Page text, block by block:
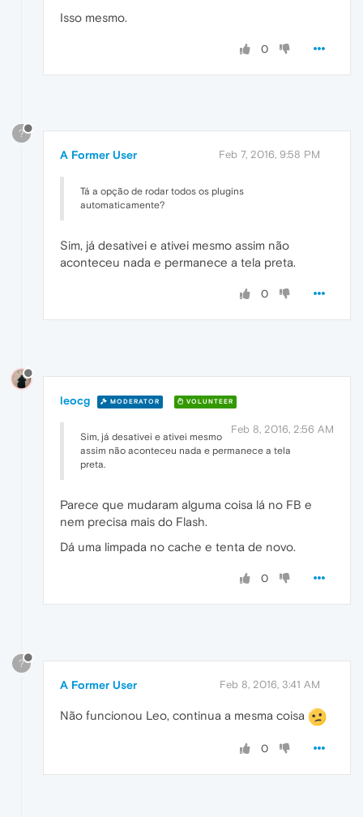
Isso mesmo.
0
?
A Former User Feb 7, 2016, 9:58 PM
Tá a opção de rodar todos os plugins
automaticamente?
Sim, já desativei e ativei mesmo assim não
aconteceu nada e permanece a tela preta.
0
leocg MODERATOR VOLUNTEER
Feb 8, 2016, 2:56 AM
Sim, já desativei e ativei mesmo
assim não aconteceu nada e permanece a tela
preta.
Parece que mudaram alguma coisa lá no FB e
nem precisa mais do Flash.
Dá uma limpada no cache e tenta de novo.
0
?
A Former User Feb 8, 2016, 3:41 AM
Não funcionou Leo, continua a mesma coisa
0